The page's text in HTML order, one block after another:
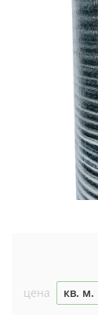
цена кв. м.